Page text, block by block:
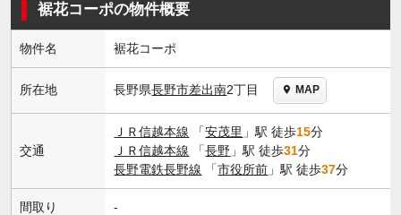
裾花コーポの物件概要
物件名 裾花コーポ
所在地 長野県長野市差出南2丁目 MAP
交通
ＪＲ信越本線 「安茂里 」駅 徒歩15分
ＪＲ信越本線 「長野 」駅 徒歩31分
長野電鉄長野線 「市役所前 」駅 徒歩37分
間取り -